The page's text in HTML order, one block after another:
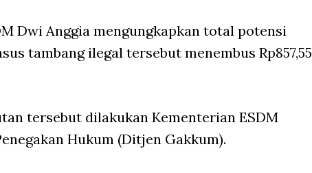
Dwi Anggia mengungkapkan total potensi
tambang ilegal tersebut menembus Rp857,55
tersebut dilakukan Kementerian ESDM
Hukum (Ditjen Gakkum).